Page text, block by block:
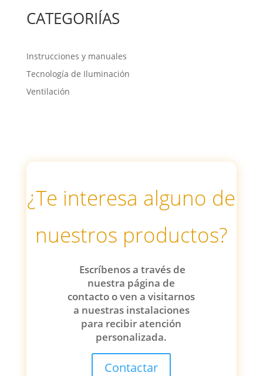
CATEGORIÍAS
Instrucciones y manuales
Tecnología de Iluminación
Ventilación
¿Te interesa alguno de
nuestros productos?
Escríbenos a través de
nuestra página de
contacto o ven a visitarnos
a nuestras instalaciones
para recibir atención
personalizada.
Contactar